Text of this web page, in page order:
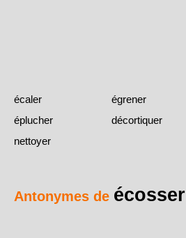
écaler
égrener
éplucher
décortiquer
nettoyer
Antonymes de écosser